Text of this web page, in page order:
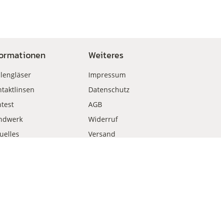
Weiteres
Impressum
Datenschutz
AGB
Widerruf
Versand